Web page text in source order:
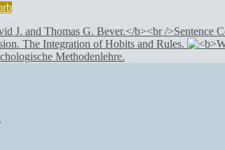
The Integration of Hobits and Rules.
Methodenlehre.